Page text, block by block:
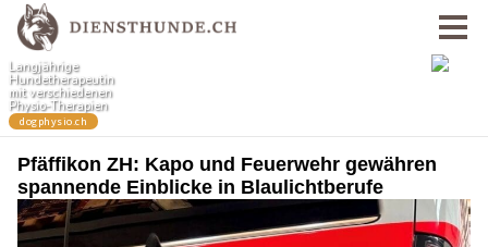
Pfäffikon ZH: Kapo und Feuerwehr gewähren
spannende Einblicke in Blaulichtberufe